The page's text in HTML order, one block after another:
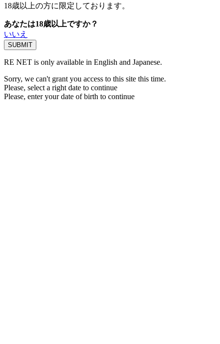
18歳以上の方に限定しております。
あなたは18歳以上ですか？
いいえ
RE NET is only available in English and Japanese.
Sorry, we can't grant you access to this site this time.
Please, select a right date to continue
Please, enter your date of birth to continue